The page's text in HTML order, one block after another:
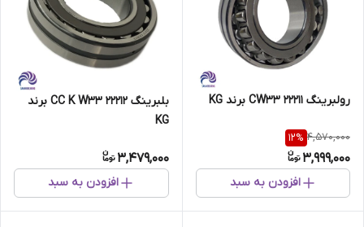
رولبرینگ 22211 CW33 برند KG
4,570,000
12%
3,999,000
افزودن به سبد
بلبرینگ 22212 CC K W33 برند
KG
3,479,000
افزودن به سبد